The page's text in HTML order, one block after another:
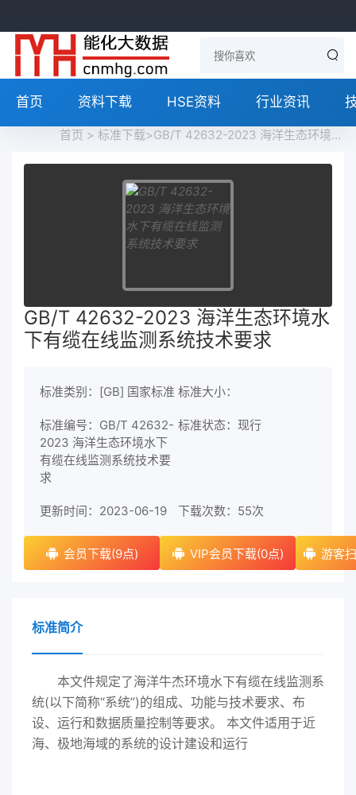
首页 资料下载 HSE资料 行业资讯
首页 > 标准下载>GB/T 42632-2023 海洋生态环境水下有缆在线监测系统技术要求免费下载
GB/T 42632-2023 海洋生态环境水
下有缆在线监测系统技术要求
标准类别：[GB] 国家标准 标准大小：
标准编号：GB/T 42632-
2023 海洋生态环境水下
有缆在线监测系统技术要
求
标准状态：现行
更新时间：2023-06-19 下载次数： 55次
会员下载(9点) VIP会员下载(0点) 游客
标准简介
本文件规定了海洋牛杰环境水下有缆在线监测系
统(以下简称“系统”)的组成、功能与技术要求、布
设、运行和数据质量控制等要求。 本文件适用于近
海、极地海域的系统的设计建设和运行